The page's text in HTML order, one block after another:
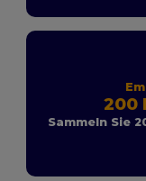
200
Sammeln Sie